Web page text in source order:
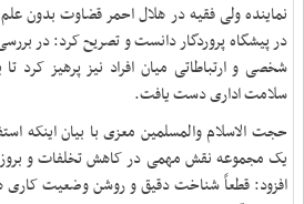
نماینده ولی فقیه در هلال احمر قضاوت بدون
در پیشگاه پروردگار دانست و تصریح کرد: در
شخصی و ارتباطاتی میان افراد نیز پرهیز
سلامت اداری دست یافت.
حجت الاسلام والمسلمین معزی با بیان اینکه
یک مجموعه نقش مهمی در کاهش تخلفات و
افزود: قطعاً شناخت دقیق و روشن وضعیت کاری